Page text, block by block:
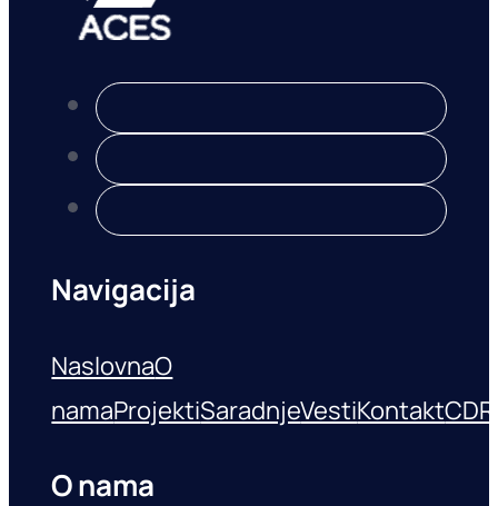
Navigacija
NaslovnaO
namaProjektiSaradnjeVestiKontakt
O nama